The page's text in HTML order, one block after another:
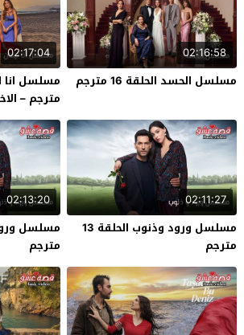
02:16:58
مسلسل الحسد الحلقة 16 مترجم
02:17:04
مترجم –
02:11:27
مسلسل ورود وذنوب الحلقة 13
مترجم
02:13:20
مترجم